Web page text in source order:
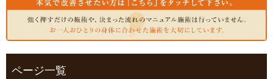
ページ一覧